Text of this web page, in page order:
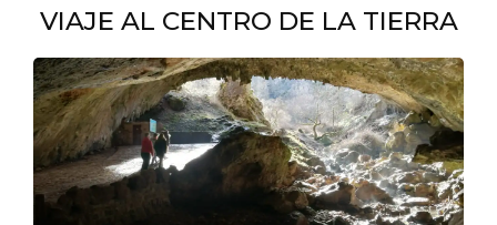
VIAJE AL CENTRO DE LA TIERRA